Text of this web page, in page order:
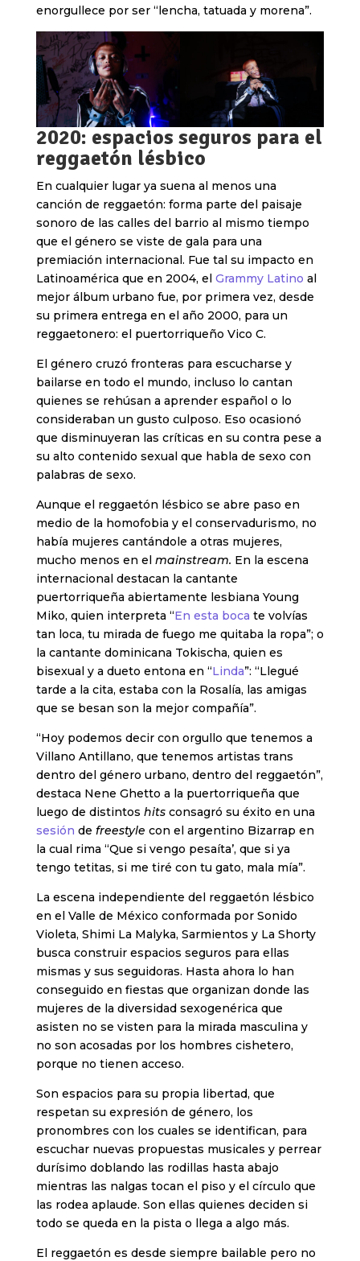
enorgullece por ser “lencha, tatuada y morena”.
2020: espacios seguros para el
reggaetón lésbico
En cualquier lugar ya suena al menos una
canción de reggaetón: forma parte del paisaje
sonoro de las calles del barrio al mismo tiempo
que el género se viste de gala para una
premiación internacional. Fue tal su impacto en
Latinoamérica que en 2004, el Grammy Latino al
mejor álbum urbano fue, por primera vez, desde
su primera entrega en el año 2000, para un
reggaetonero: el puertorriqueño Vico C.
El género cruzó fronteras para escucharse y
bailarse en todo el mundo, incluso lo cantan
quienes se rehúsan a aprender español o lo
consideraban un gusto culposo. Eso ocasionó
que disminuyeran las críticas en su contra pese a
su alto contenido sexual que habla de sexo con
palabras de sexo.
Aunque el reggaetón lésbico se abre paso en
medio de la homofobia y el conservadurismo, no
había mujeres cantándole a otras mujeres,
mucho menos en el mainstream. En la escena
internacional destacan la cantante
puertorriqueña abiertamente lesbiana Young
Miko, quien interpreta “En esta boca te volvías
tan loca, tu mirada de fuego me quitaba la ropa”; o
la cantante dominicana Tokischa, quien es
bisexual y a dueto entona en “Linda”: “Llegué
tarde a la cita, estaba con la Rosalía, las amigas
que se besan son la mejor compañía”.
“Hoy podemos decir con orgullo que tenemos a
Villano Antillano, que tenemos artistas trans
dentro del género urbano, dentro del reggaetón”,
destaca Nene Ghetto a la puertorriqueña que
luego de distintos hitsconsagró su éxito en una
sesión de freestyle con el argentino Bizarrap en
la cual rima “Que si vengo pesaíta’, que si ya
tengo tetitas, si me tiré con tu gato, mala mía”.
La escena independiente del reggaetón lésbico
en el Valle de México conformada por Sonido
Violeta, Shimi La Malyka, Sarmientos y La Shorty
busca construir espacios seguros para ellas
mismas y sus seguidoras. Hasta ahora lo han
conseguido en fiestas que organizan donde las
mujeres de la diversidad sexogenérica que
asisten no se visten para la mirada masculina y
no son acosadas por los hombres cishetero,
porque no tienen acceso.
Son espacios para su propia libertad, que
respetan su expresión de género, los
pronombres con los cuales se identifican, para
escuchar nuevas propuestas musicales y perrear
durísimo doblando las rodillas hasta abajo
mientras las nalgas tocan el piso y el círculo que
las rodea aplaude. Son ellas quienes deciden si
todo se queda en la pista o llega a algo más.
El reggaetón es desde siempre bailable pero no